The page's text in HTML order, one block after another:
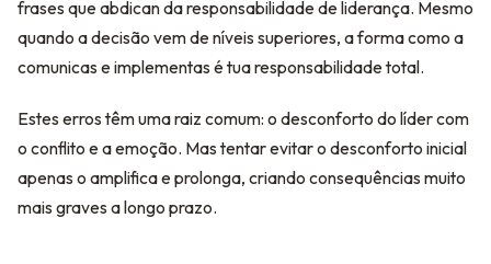
frases que abdican da responsabilidade de liderança. Mesmo
quando a decisão vem de níveis superiores, a forma como a
comunicas e implementas é tua responsabilidade total.
Estes erros têm uma raiz comum: o desconforto do líder com
o conflito e a emoção. Mas tentar evitar o desconforto inicial
apenas o amplifica e prolonga, criando consequências muito
mais graves a longo prazo.